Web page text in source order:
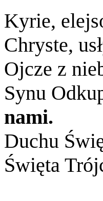
Kyrie,
Chryste,
Ojcze z
Synu
nami.
Duchu
Święta